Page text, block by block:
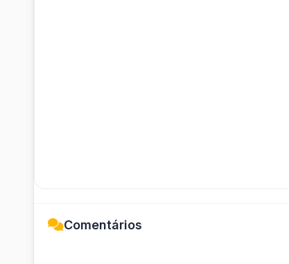
Comentários